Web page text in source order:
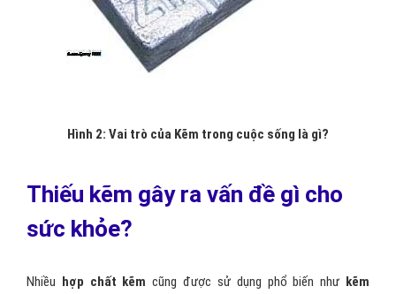
Hình 2: Vai trò của Kẽm trong cuộc sống là gì?
Thiếu kẽm gây ra vấn đề gì cho
sức khỏe?
Nhiều hợp chất kẽm cũng được sử dụng phổ biến như kẽm